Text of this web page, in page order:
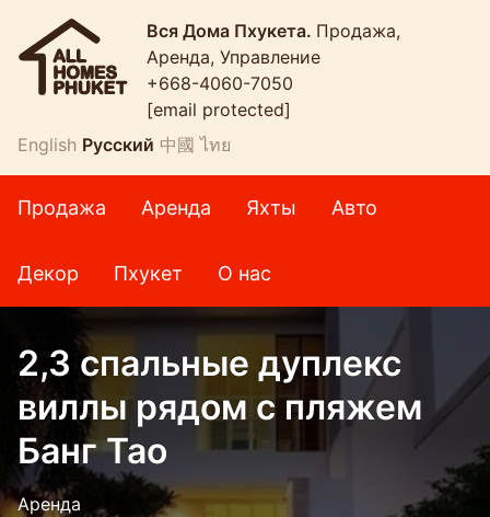
Вся Дома Пхукета. Продажа,
Аренда, Управление
+668-4060-7050
[email protected]
English Русский 中國 ไทย
Продажа Аренда Яхты Авто
Декор Пхукет О нас
2,3 спальные дуплекс
виллы рядом с пляжем
Банг Тао
Аренда